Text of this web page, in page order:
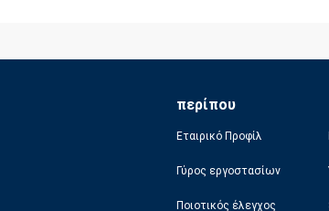
περίπου
Εταιρικό Προφίλ
Γύρος εργοστασίων
Ποιοτικός έλεγχος